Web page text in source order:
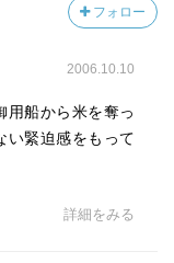
フォロー
2006.10.10
用船から米を奪っ
い緊迫感をもって
詳細をみる